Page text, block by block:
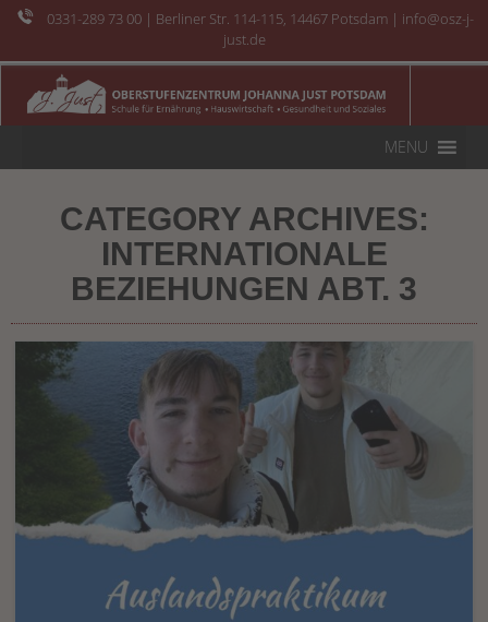
0331-289 73 00 | Berliner Str. 114-115, 14467 Potsdam | info@osz-j-
just.de
MENU
CATEGORY ARCHIVES:
INTERNATIONALE
BEZIEHUNGEN ABT. 3